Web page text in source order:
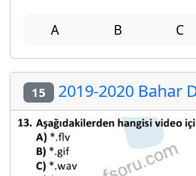
A B C
15 2019-2020 Bahar